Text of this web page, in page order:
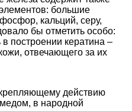
большие
кальций, серу,
бы отметить особо:
построении кератина –
отвечающего за их
действию
в народной